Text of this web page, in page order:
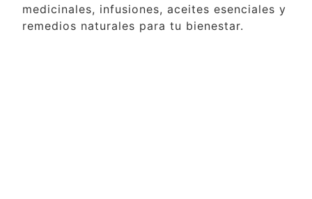
medicinales, infusiones, aceites esenciales y
remedios naturales para tu bienestar.